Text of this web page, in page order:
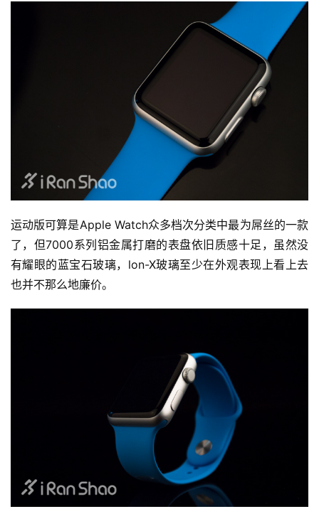
运动版可算是Apple Watch众多档次分类中最为屌丝的一款
了，但7000系列铝金属打磨的表盘依旧质感十足，虽然没
有耀眼的蓝宝石玻璃，lon-X玻璃至少在外观表现上看上去
也并不那么地廉价。